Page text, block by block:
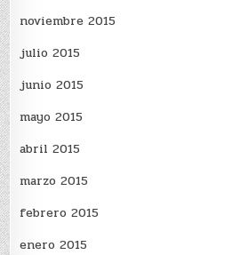
noviembre 2015
julio 2015
junio 2015
mayo 2015
abril 2015
marzo 2015
febrero 2015
enero 2015